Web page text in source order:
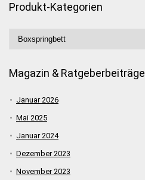
Produkt-Kategorien
Magazin & Ratgeberbeiträge
Januar 2026
Mai 2025
Januar 2024
Dezember 2023
November 2023